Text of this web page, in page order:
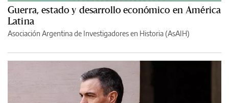
Guerra, estado y desarrollo económico en América
Latina
Asociación Argentina de Investigadores en Historia (AsAIH)